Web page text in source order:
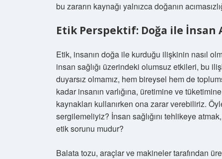
bu zararın kaynağı yalnızca doğanın
Etik Perspektif: Doğa ile İnsan
Etik, insanın doğa ile kurduğu ilişkinin nasıl
insan sağlığı üzerindeki olumsuz etkileri, bu
duyarsız olmamız, hem bireysel hem de
kadar insanın varlığına, üretimine ve
kaynakları kullanırken ona zarar verebiliriz.
sergilemeliyiz? İnsan sağlığını tehlikeye
etik sorunu mudur?
Balata tozu, araçlar ve makineler tarafından